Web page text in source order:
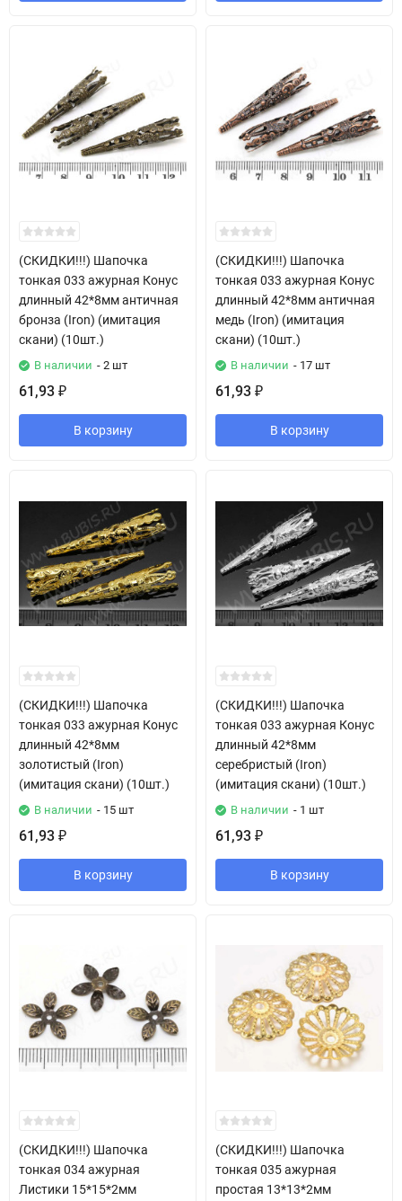
(СКИДКИ!!!) Шапочка
тонкая 033 ажурная Конус
длинный 42*8мм античная
бронза (Iron) (имитация
скани) (10шт.)
В наличии - 2 шт
61,93 ₽
В корзину
(СКИДКИ!!!) Шапочка
тонкая 033 ажурная Конус
длинный 42*8мм античная
медь (Iron) (имитация
скани) (10шт.)
В наличии - 17 шт
61,93 ₽
В корзину
(СКИДКИ!!!) Шапочка
тонкая 033 ажурная Конус
длинный 42*8мм
золотистый (Iron)
(имитация скани) (10шт.)
В наличии - 15 шт
61,93 ₽
В корзину
(СКИДКИ!!!) Шапочка
тонкая 033 ажурная Конус
длинный 42*8мм
серебристый (Iron)
(имитация скани) (10шт.)
В наличии - 1 шт
61,93 ₽
В корзину
(СКИДКИ!!!) Шапочка
тонкая 034 ажурная
Листики 15*15*2мм
(СКИДКИ!!!) Шапочка
тонкая 035 ажурная
простая 13*13*2мм